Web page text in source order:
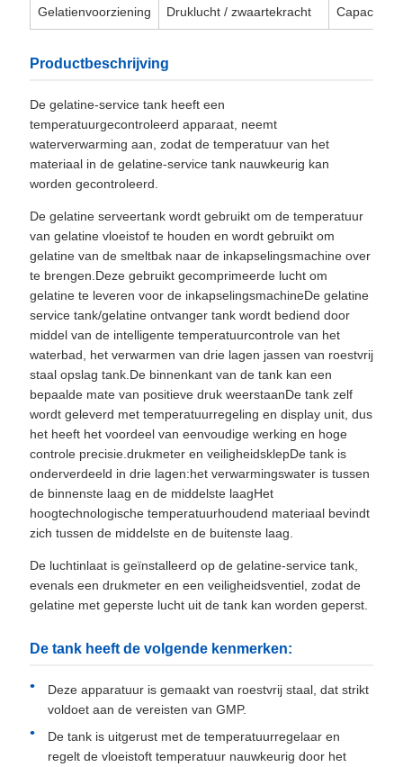
Gelatienvoorziening Druklucht / zwaartekracht Capaciteit
Productbeschrijving
De gelatine-service tank heeft een
temperatuurgecontroleerd apparaat, neemt
waterverwarming aan, zodat de temperatuur van het
materiaal in de gelatine-service tank nauwkeurig kan
worden gecontroleerd.
De gelatine serveertank wordt gebruikt om de temperatuur
van gelatine vloeistof te houden en wordt gebruikt om
gelatine van de smeltbak naar de inkapselingsmachine over
te brengen.Deze gebruikt gecomprimeerde lucht om
gelatine te leveren voor de inkapselingsmachineDe gelatine
service tank/gelatine ontvanger tank wordt bediend door
middel van de intelligente temperatuurcontrole van het
waterbad, het verwarmen van drie lagen jassen van roestvrij
staal opslag tank.De binnenkant van de tank kan een
bepaalde mate van positieve druk weerstaanDe tank zelf
wordt geleverd met temperatuurregeling en display unit, dus
het heeft het voordeel van eenvoudige werking en hoge
controle precisie.drukmeter en veiligheidsklepDe tank is
onderverdeeld in drie lagen:het verwarmingswater is tussen
de binnenste laag en de middelste laagHet
hoogtechnologische temperatuurhoudend materiaal bevindt
zich tussen de middelste en de buitenste laag.
De luchtinlaat is geïnstalleerd op de gelatine-service tank,
evenals een drukmeter en een veiligheidsventiel, zodat de
gelatine met geperste lucht uit de tank kan worden geperst.
De tank heeft de volgende kenmerken:
Deze apparatuur is gemaakt van roestvrij staal, dat strikt
voldoet aan de vereisten van GMP.
De tank is uitgerust met de temperatuurregelaar en
regelt de vloeistoft temperatuur nauwkeurig door het